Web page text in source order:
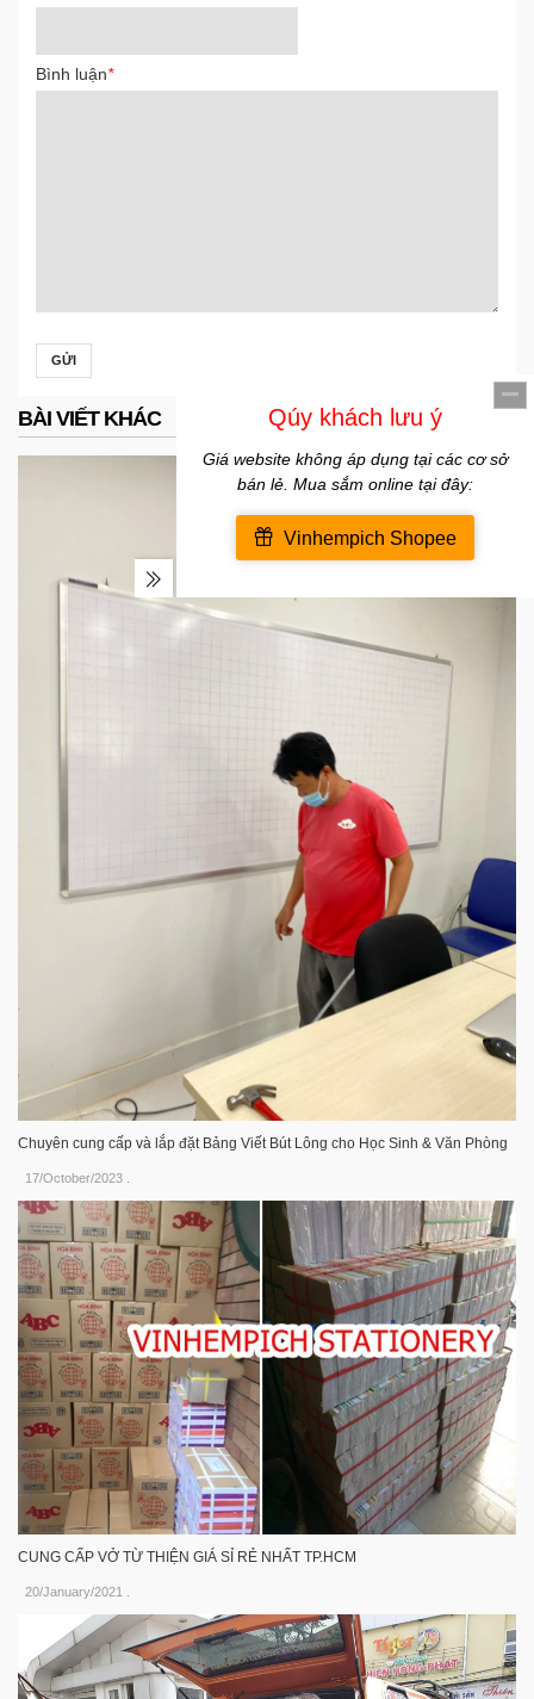
Bình luận*
GỬI
BÀI VIẾT KHÁC
Chuyên cung cấp và lắp đặt Bảng Viết Bút Lông cho Học Sinh & Văn Phòng
17/October/2023
CUNG CẤP VỞ TỪ THIỆN GIÁ SỈ RẺ NHẤT TP.HCM
20/January/2021